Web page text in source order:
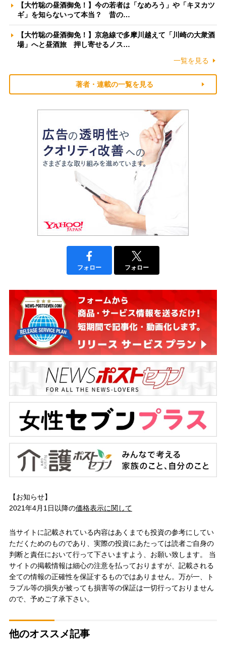
【大竹聡の昼酒御免！】今の若者は「なめろう」や「キヌカツ
ギ」を知らないって本当？ 昔の…
【大竹聡の昼酒御免！】京急線で多摩川越えて「川崎の大衆酒
場」へと昼酒旅 押し寄せるノス…
一覧を見る
著者・連載の一覧を見る
フォロー フォロー
【お知らせ】
2021年4月1日以降の価格表示に関して
当サイトに記載されている内容はあくまでも投資の参考にしてい
ただくためのものであり、実際の投資にあたっては読者ご自身の
判断と責任において行って下さいますよう、お願い致します。 当
サイトの掲載情報は細心の注意を払っておりますが、記載される
全ての情報の正確性を保証するものではありません。万が一、ト
ラブル等の損失が被っても損害等の保証は一切行っておりません
ので、予めご了承下さい。
他のオススメ記事